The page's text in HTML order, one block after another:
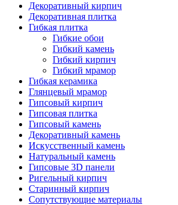
Декоративный кирпич
Декоративная плитка
Гибкая плитка
Гибкие обои
Гибкий камень
Гибкий кирпич
Гибкий мрамор
Гибкая керамика
Глянцевый мрамор
Гипсовый кирпич
Гипсовая плитка
Гипсовый камень
Декоративный камень
Искусственный камень
Натуральный камень
Гипсовые 3D панели
Ригельный кирпич
Старинный кирпич
Сопутствующие материалы